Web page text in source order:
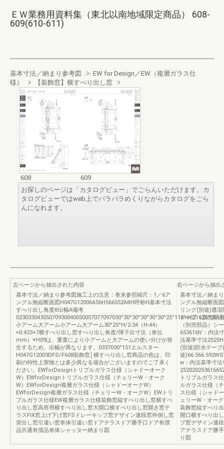
ＥＷ業務用資料集（東北以南地域限定商品） 608-
609(610-611)
基本寸法／納まり参考図
EW for Design／EW（複層ガラス仕
様）
【装飾窓】横すべり出し窓
608
609
お探しのページは「カタログビュー」でごらんいただけます。カ
タログビューではweb上でパラパラめくりながらカタログをごら
んになれます。
左ページから抽出された内容
基本寸法／納まり参考図施工上の注意：巻末参照縮尺：1／6ア
ングル無縦断面図H047G12006A56H566552AθH呼称H基本寸法
すべり出し角度θ出幅A備考
小アーム大アーム小アーム大アーム30°25°H/2-34（H-44）
×0.423+7横すべり出し窓すべり出し角度/障子出寸法（単位
mm）※H09は、重量により小アームと大アームの使い分けが発
生するため、出幅が異なります。0337030°151エルスター
H047G12003DFS/F608装飾窓│横すべり出し窓商品の色は、印
刷の特性上実物とは多少異なる場合がございますのでご了承く
ださい。EWforDesignトリプルガラス仕様（シャドーオーク
W）EWforDesignトリプルガラス仕様（チェリーW・オーク
W）EWforDesign複層ガラス仕様（シャドーオークW）
EWforDesign複層ガラス仕様（チェリーW・オークW）EWトリ
プルガラス仕様EW複層ガラス仕様装飾窓縦すべり出し窓横すべ
り出し窓高所用横すべり出し窓大開口横すべり出し窓開き窓テ
ラスFIX窓上げ下げ窓FSドレーキップ窓デザイン連段窓外倒し窓
突出し窓引違い窓単体引違い窓ドアテラスドア勝手口ドア有償
品共通有償品単体シャッター納まり図
右ページから抽出
基本寸法／納ま
ングル無縦断面
リング(別途)透
テープ（別売部
（別売部品）シ
653616h'：内法
法基準寸法
(別途)防水テー
途
w：内法基準寸法
トリプルガラス
ルガラス仕様（
ス仕様（シャド
ェリーW・オー
装飾窓縦すべり
開口横すべり出
プ窓デザイン連
アテラスドア勝
り図